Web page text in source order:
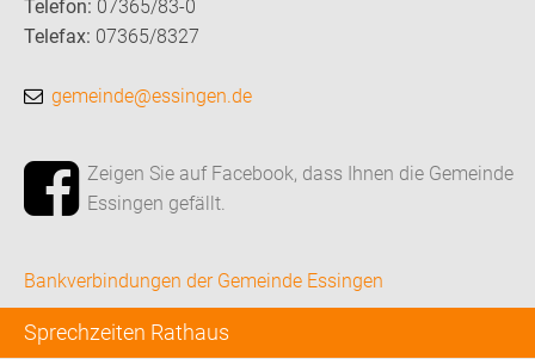
Telefon: 07365/83-0
Telefax: 07365/8327
gemeinde@essingen.de
Zeigen Sie auf Facebook, dass Ihnen die Gemeinde
Essingen gefällt.
Bankverbindungen der Gemeinde Essingen
Sprechzeiten Rathaus